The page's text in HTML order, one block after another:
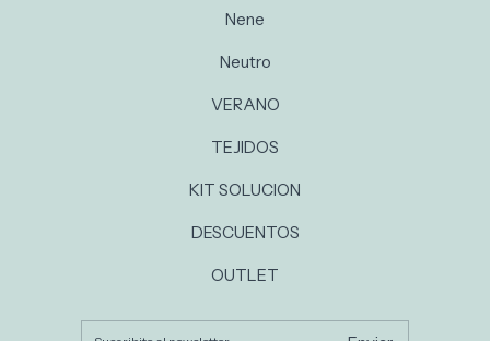
Nene
Neutro
VERANO
TEJIDOS
KIT SOLUCION
DESCUENTOS
OUTLET